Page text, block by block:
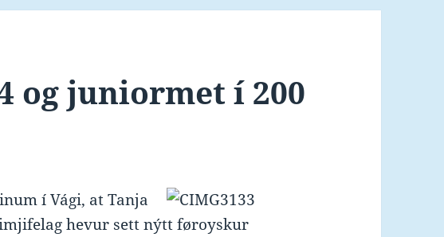
og juniormet í 200
í Vági, at Tanja
hevur sett nýtt føroyskur